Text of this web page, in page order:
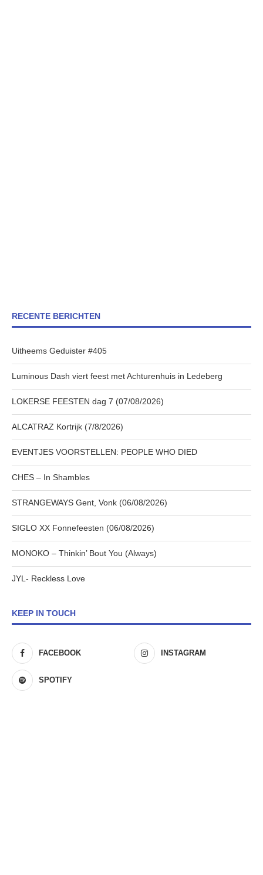
RECENTE BERICHTEN
Uitheems Geduister #405
Luminous Dash viert feest met Achturenhuis in Ledeberg
LOKERSE FEESTEN dag 7 (07/08/2026)
ALCATRAZ Kortrijk (7/8/2026)
EVENTJES VOORSTELLEN: PEOPLE WHO DIED
CHES – In Shambles
STRANGEWAYS Gent, Vonk (06/08/2026)
SIGLO XX Fonnefeesten (06/08/2026)
MONOKO – Thinkin’ Bout You (Always)
JYL- Reckless Love
KEEP IN TOUCH
FACEBOOK INSTAGRAM
SPOTIFY